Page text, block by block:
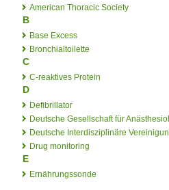
American Thoracic Society
B
Base Excess
Bronchialtoilette
C
C-reaktives Protein
D
Defibrillator
Deutsche Gesellschaft für
Deutsche Interdisziplinäre
Drug monitoring
E
Ernährungssonde